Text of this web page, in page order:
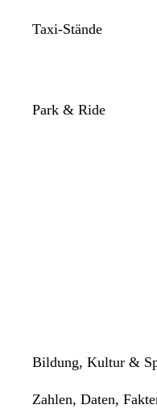
Taxi-Stände
Park & Ride
Bildung, Kultur &
Zahlen, Daten,